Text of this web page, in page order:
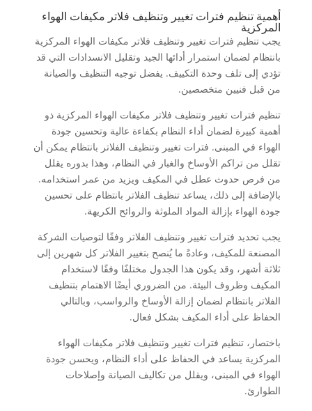
أهمية تنظيم فترات تغيير وتنظيف فلاتر مكيفات الهواء
المركزية
يجب تنظيم فترات تغيير وتنظيف فلاتر مكيفات الهواء المركزية
بانتظام لضمان استمرار أدائها الجيد وتقليل الانسدادات التي قد
تؤدي إلى تلف وحدة التكييف. يفضل توجيه التنظيف والصيانة
من قبل فنيين متخصصين.
تنظيم فترات تغيير وتنظيف فلاتر مكيفات الهواء المركزية ذو
أهمية كبيرة لضمان أداء النظام بكفاءة عالية وتحسين جودة
الهواء في المبنى. فترات تغيير وتنظيف الفلاتر بانتظام يمكن أن
تقلل من تراكم الأوساخ والغبار في النظام، وهذا بدوره يقلل
من فرص حدوث عطل في المكيف ويزيد من عمر استخدامه.
بالإضافة إلى ذلك، يساعد تنظيف الفلاتر بانتظام على تحسين
جودة الهواء بإزالة المواد الملوثة والروائح الكريهة.
يجب تحديد فترات تغيير وتنظيف الفلاتر وفقًا لتوصيات الشركة
المصنعة للمكيف، وعادةً ما يُنصح بتغيير الفلاتر كل شهرين إلى
ثلاثة أشهر، وقد يكون هذا الجدول مختلفًا وفقًا لاستخدام
المكيف وظروف البيئة. من الضروري أيضًا الاهتمام بتنظيف
الفلاتر بانتظام لضمان إزالة الأوساخ والرواسب، وبالتالي
الحفاظ على أداء المكيف بشكل فعال.
باختصار، تنظيم فترات تغيير وتنظيف فلاتر مكيفات الهواء
المركزية يساعد في الحفاظ على أداء النظام، ويحسن جودة
الهواء في المبنى، ويقلل من تكاليف الصيانة وإصلاحات
الطوارئ.